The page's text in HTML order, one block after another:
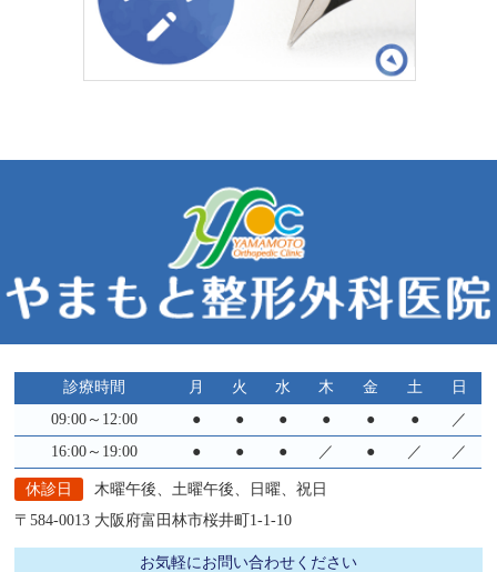
診療時間 月 火 水 木 金 土
日
09:00～12:00
● ● ● ● ● ●
／
16:00～19:00
● ● ● ／ ● ／ ／
休診日
木曜午後、土曜午後、日曜、祝日
〒584-0013 大阪府富田林市桜井町1-1-10
お気軽にお問い合わせください